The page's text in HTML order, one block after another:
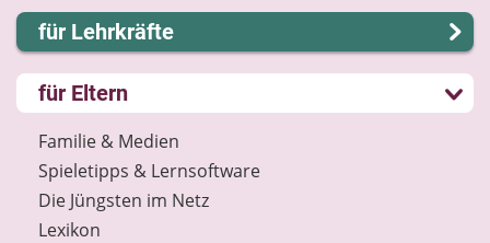
Kontakt
Impressum
Internet-ABC Sitemap
Barrierefreiheit
Länderprojekte
Lernen und Schule
Hobby und Freizeit
Spiel und Spaß
Mitreden und Mitmachen
Lexikon
Datenschutz
Newsletter
für Lehrkräfte
Lernmodule
Unterrichts­materialien
Internet-ABC-Schule
Praxishilfen
Aktuelles
Materialbestellung
für Eltern
Familie & Medien
Spieletipps & Lernsoftware
Die Jüngsten im Netz
Lexikon